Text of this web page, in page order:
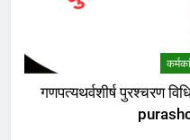
गणपत्यथर्वशीर्ष पुरश्चरण